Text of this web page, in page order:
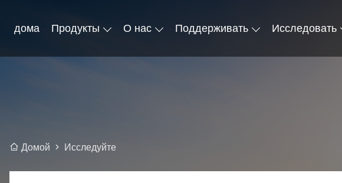
дома Продукты О нас Поддерживать Исследовать
Домой Исследуйте